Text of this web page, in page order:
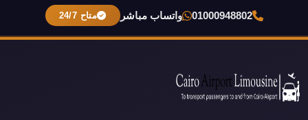
01000948802 واتساب مباشر متاح 24/7